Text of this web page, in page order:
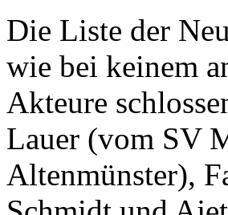
Die Liste der
wie bei keinem
Akteure
Lauer (vom SV
Altenmünster),